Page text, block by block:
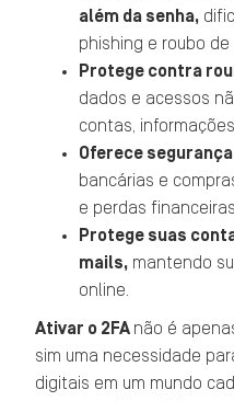
além da senha,
phishing e roubo de
Protege contra
dados e acessos
contas,
Oferece
bancárias e
e perdas
Protege suas
mails, mantendo
online.
Ativar o 2FA não é
sim uma necessidade
digitais em um mundo